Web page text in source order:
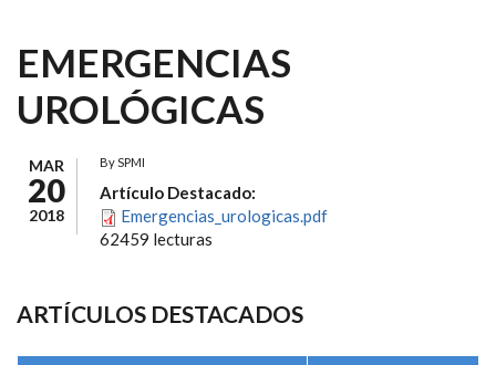
EMERGENCIAS
UROLÓGICAS
MAR
20
2018
BySPMI
Artículo Destacado:
Emergencias_urologicas.pdf
62459 lecturas
ARTÍCULOS DESTACADOS